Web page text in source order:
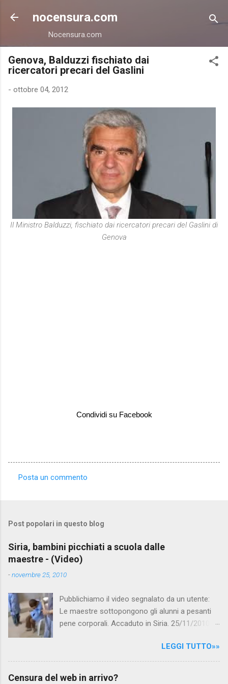
Passa ai contenuti principali
nocensura.com
Nocensura.com
Genova, Balduzzi fischiato dai
ricercatori precari del Gaslini
- ottobre 04, 2012
Il Ministro Balduzzi, fischiato dai ricercatori precari del Gaslini di
Genova
Condividi su Facebook
e
n
t
Posta un commento
Post popolari in questo blog
Siria, bambini picchiati a scuola dalle
maestre - (Video)
-novembre 25, 2010
Pubblichiamo il video segnalato da un utente:
Le maestre sottopongono gli alunni a pesanti
pene corporali. Accaduto in Siria. 25/11/2010
Canale 5 "Forum" si è interessato al caso,
interpellando prontamente l'ambasciata siriana,
per fare luce sulla vicenda: è emerso che il
LEGGI TUTTO»»
Censura del web in arrivo?